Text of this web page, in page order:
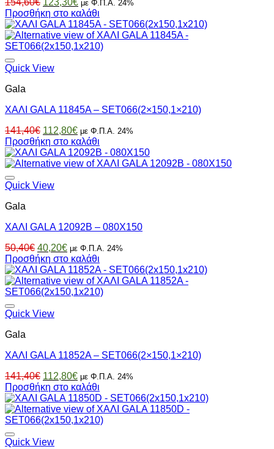
price
was:
154,60€.
τρέχουσα
τιμή
είναι:
123,30€.
με Φ.Π.Α. 24%
Προσθήκη στο καλάθι
Quick View
Gala
ΧΑΛΙ GALA 11845A – SET066(2×150,1×210)
141,40€ Original
price
was:
141,40€.
112,80€Η
τρέχουσα
τιμή
είναι:
με Φ.Π.Α. 24%
Προσθήκη στο καλάθι
Quick View
Gala
ΧΑΛΙ GALA 12092B – 080X150
50,40€ Original
price
was:
50,40€.
40,20€Η
τρέχουσα
τιμή
είναι:
40,20€.
με Φ.Π.Α. 24%
Προσθήκη στο καλάθι
Quick View
Gala
ΧΑΛΙ GALA 11852A – SET066(2×150,1×210)
141,40€ Original
price
was:
141,40€.
112,80€Η
τρέχουσα
τιμή
είναι:
112,80€.
με Φ.Π.Α. 24%
Προσθήκη στο καλάθι
Quick View